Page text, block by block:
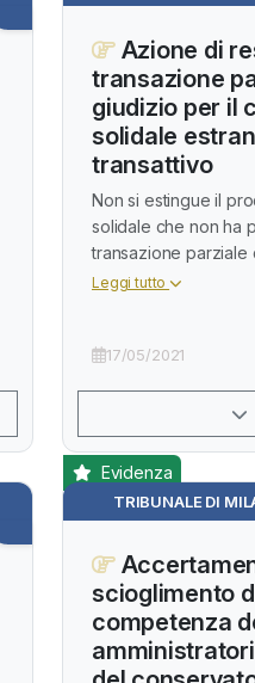
Azione di
transazione
giudizio per il
solidale
transattivo
Non si estingue il
solidale che non ha
transazione parziale
Leggi tutto
17/05/2021
TRIBUNALE DI
Evidenza
scioglimento
competenza